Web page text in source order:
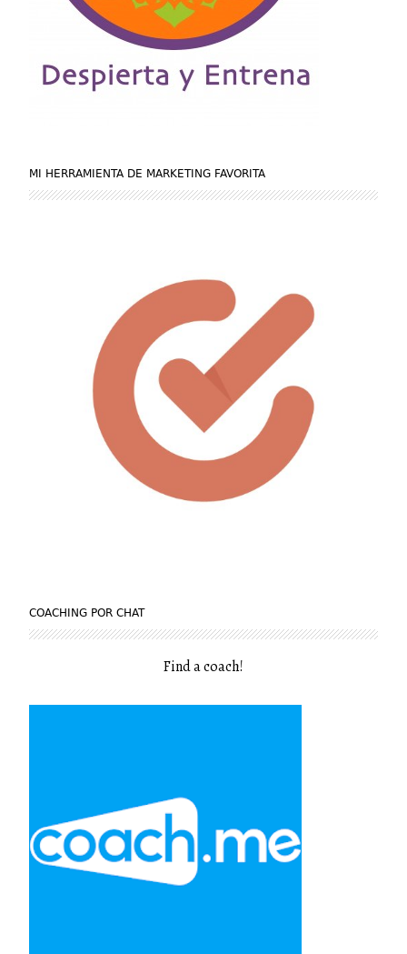
MI HERRAMIENTA DE MARKETING FAVORITA
COACHING POR CHAT
Find a coach!